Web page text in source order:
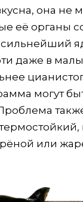
она не
её органы
сильнейший
даже в
могут
или